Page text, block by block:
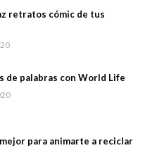
retratos cómic de tus
de palabras con World Life
para animarte a reciclar